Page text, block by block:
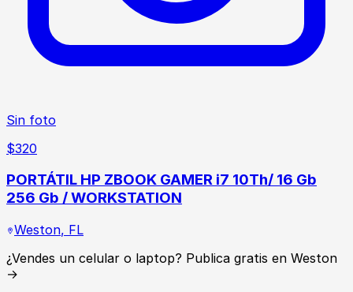
Sin foto
$320
PORTÁTIL HP ZBOOK GAMER i7 10Th/ 16 Gb
256 Gb / WORKSTATION
Weston, FL
¿Vendes un celular o laptop? Publica gratis en Weston
→